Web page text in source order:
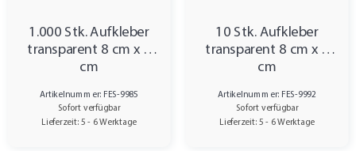
1.000 Stk. Aufkleber
transparent 8 cm x 4
cm
Artikelnummer: FES-9985
Sofort verfügbar
Lieferzeit: 5 - 6 Werktage
10 Stk. Aufkleber
transparent 8 cm x 4
cm
Artikelnummer: FES-9992
Sofort verfügbar
Lieferzeit: 5 - 6 Werktage